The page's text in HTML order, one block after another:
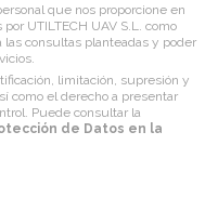
que nos proporcione en
UTILTECH UAV S.L. como
consultas planteadas y poder
limitación, supresión y
como el derecho a presentar
Puede consultar la
de Datos en la